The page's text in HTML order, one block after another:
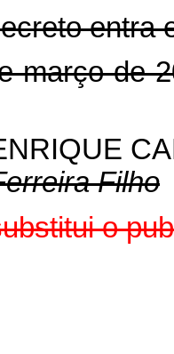
entra
março de
Filho
o